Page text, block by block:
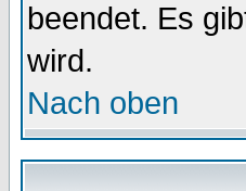
beendet. Es
wird.
Nach oben